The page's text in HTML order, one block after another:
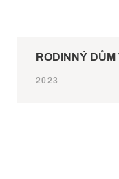
RODINNÝ
2023